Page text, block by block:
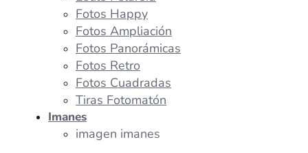
Fotos Happy
Fotos Ampliación
Fotos Panorámicas
Fotos Retro
Fotos Cuadradas
Tiras Fotomatón
Imanes
imagen imanes